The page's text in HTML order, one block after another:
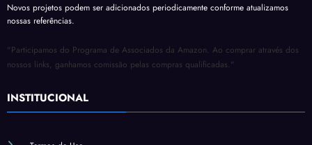
Novos projetos podem ser adicionados periodicamente conforme atualizamos
nossas referências.
"Participamos do Programa de Associados da Amazon. Ao comprar através dos
nossos links, ganhamos comissão pelas compras qualificadas."
INSTITUCIONAL